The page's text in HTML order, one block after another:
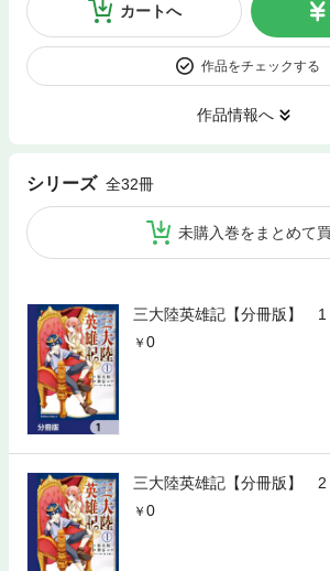
カートへ
作品をチェックする
作品情報へ
シリーズ 全32冊
未購入巻をまとめて
三大陸英雄記【分冊版】 1
0
三大陸英雄記【分冊版】 2
0